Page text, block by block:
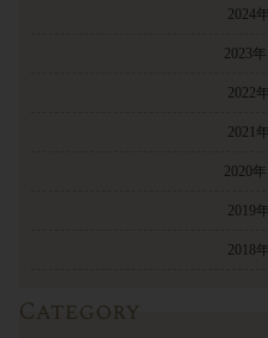
2024年
2023年
2022年
2021年
2020年
2019年
2018年
Category